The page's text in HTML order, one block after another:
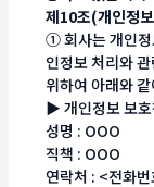
제10조(개인정
① 회사는 개인정
인정보 처리와
위하여 아래와
▶ 개인정보 보
성명 : OOO
직책 : OOO
연락처 : <전화